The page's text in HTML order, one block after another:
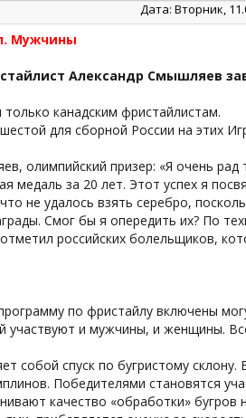
Дата: Вторник,
Мужчины
Александр Смышляев
только канадским фристайлистам.
для сборной России на этих
олимпийский призер: «Я очень
медаль за 20 лет. Этот успех я
не удалось взять серебро,
Смог бы я опередить их? По
российских болельщиков,
по фристайлу включены
участвуют и мужчины, и женщины.
собой спуск по бугристому
Победителями становятся
качество «обработки»